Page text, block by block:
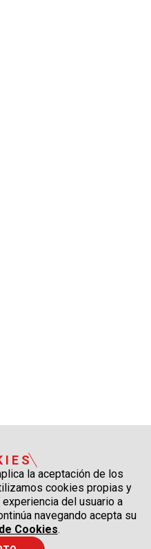
la aceptación de los
cookies propias y
del usuario a
navegando acepta su
Cookies.